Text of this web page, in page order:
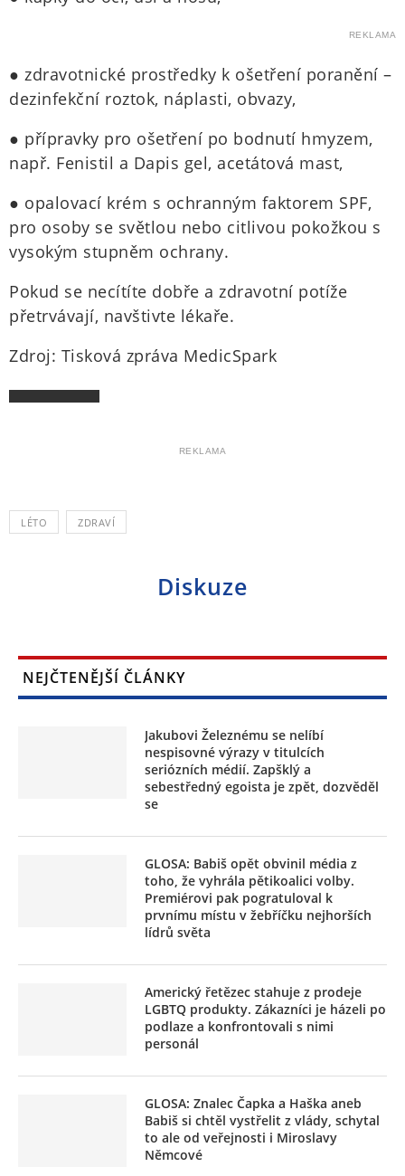
REKLAMA
● zdravotnické prostředky k ošetření poranění –
dezinfekční roztok, náplasti, obvazy,
● přípravky pro ošetření po bodnutí hmyzem,
např. Fenistil a Dapis gel, acetátová mast,
● opalovací krém s ochranným faktorem SPF,
pro osoby se světlou nebo citlivou pokožkou s
vysokým stupněm ochrany.
Pokud se necítíte dobře a zdravotní potíže
přetrvávají, navštivte lékaře.
Zdroj: Tisková zpráva MedicSpark
REKLAMA
LÉTO ZDRAVÍ
Diskuze
NEJČTENĚJŠÍ ČLÁNKY
Jakubovi Železnému se nelíbí
nespisovné výrazy v titulcích
seriózních médií. Zapšklý a
sebestředný egoista je zpět, dozvěděl
se
GLOSA: Babiš opět obvinil média z
toho, že vyhrála pětikoalici volby.
Premiérovi pak pogratuloval k
prvnímu místu v žebříčku nejhorších
lídrů světa
Americký řetězec stahuje z prodeje
LGBTQ produkty. Zákazníci je házeli po
podlaze a konfrontovali s nimi
personál
GLOSA: Znalec Čapka a Haška aneb
Babiš si chtěl vystřelit z vlády, schytal
to ale od veřejnosti i Miroslavy
Němcové